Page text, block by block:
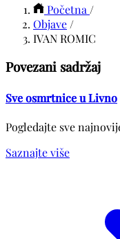
Početna /
Objave /
IVAN ROMIC
Povezani sadržaj
Sve osmrtnice u Livno
Pogledajte sve
Saznajte više